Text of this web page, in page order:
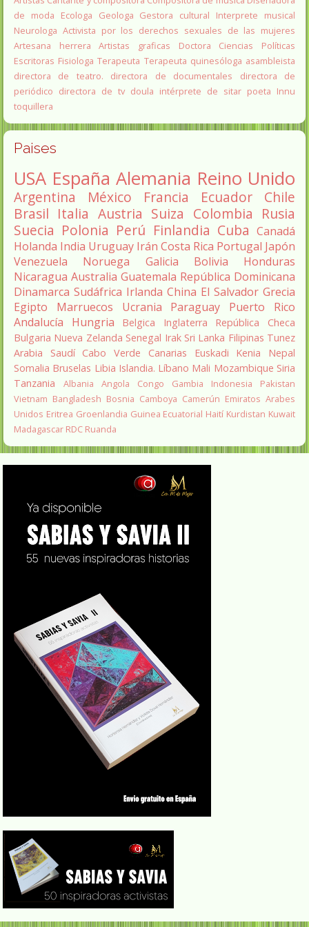
de moda
Ecologa Geologa Gestora cultural
Interprete musical
Neurologa Activista por los derechos sexuales de las mujeres
Artesana herrera
Artistas graficas
Doctora Ciencias Políticas
Escritoras Fisiologa Terapeuta Terapeuta quinesóloga asambleista
directora de teatro.
directora de documentales
directora de
periódico directora de tv doula intérprete de sitar poeta Innu
toquillera
Paises
USA España Alemania Reino Unido
Argentina México Francia Ecuador
Chile
Brasil Italia Austria Suiza Colombia Rusia
Suecia Polonia Perú Finlandia Cuba Canadá
Holanda India Uruguay Irán Costa Rica Portugal Japón
Venezuela
Noruega Galicia Bolivia
Honduras
Nicaragua Australia Guatemala República Dominicana
Dinamarca Sudáfrica Irlanda China El Salvador Grecia
Egipto
Marruecos Ucrania Paraguay
Puerto Rico
Andalucía
Hungria Belgica Inglaterra
República Checa
Bulgaria Nueva Zelanda Senegal Irak Sri Lanka Filipinas Tunez
Arabia Saudí Cabo Verde Canarias Euskadi Kenia
Nepal
Somalia Bruselas Libia Islandia. Líbano Mali Mozambique Siria
Tanzania
Albania Angola Congo Gambia Indonesia
Pakistan
Vietnam Bangladesh Bosnia Camboya Camerún Emiratos Arabes
Unidos Eritrea Groenlandia Guinea Ecuatorial Haití Kurdistan Kuwait
Madagascar RDC Ruanda